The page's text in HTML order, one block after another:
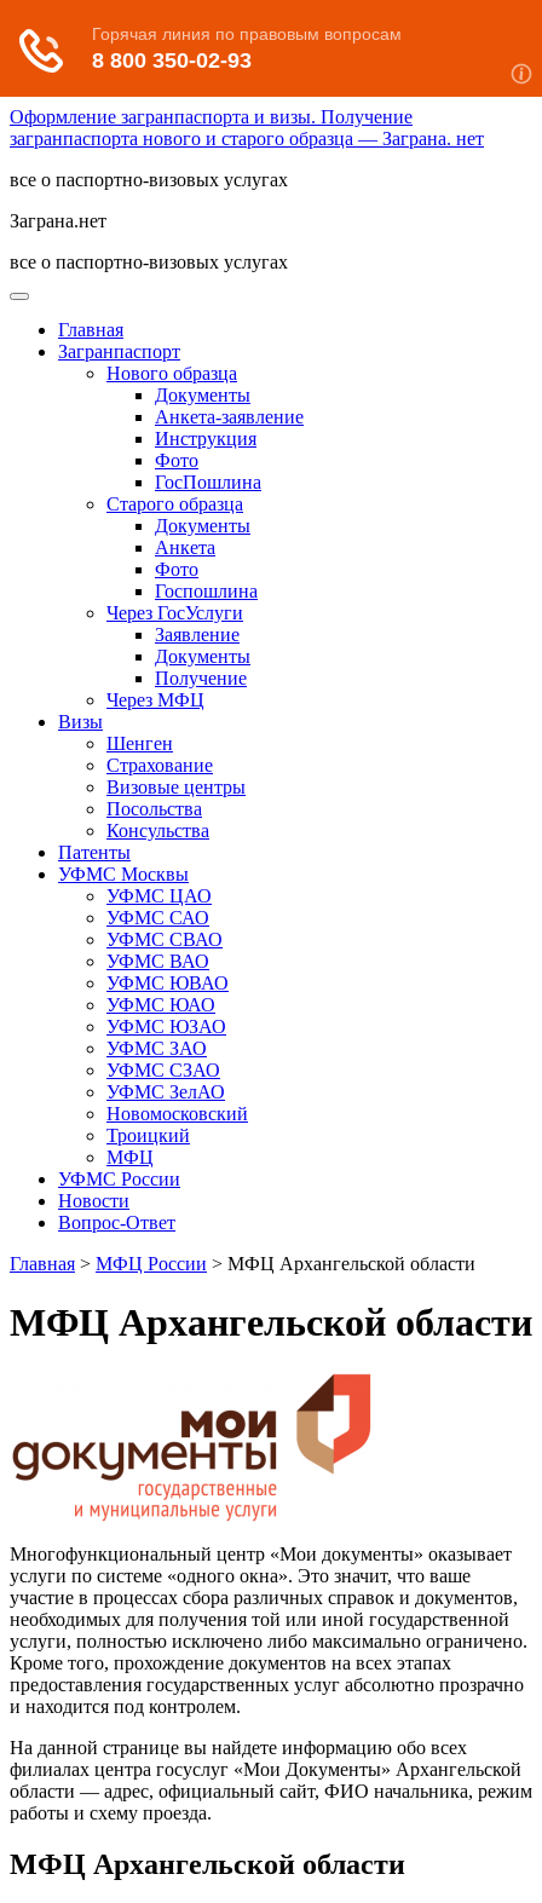
Оформление загранпаспорта и визы. Получение
загранпаспорта нового и старого образца — Заграна. нет
все о паспортно-визовых услугах
Заграна.нет
все о паспортно-визовых услугах
Главная
Загранпаспорт
Нового образца
Документы
Анкета-заявление
Инструкция
Фото
ГосПошлина
Старого образца
Документы
Анкета
Фото
Госпошлина
Через ГосУслуги
Заявление
Документы
Получение
Через МФЦ
Визы
Шенген
Страхование
Визовые центры
Посольства
Консульства
Патенты
УФМС Москвы
УФМС ЦАО
УФМС САО
УФМС СВАО
УФМС ВАО
УФМС ЮВАО
УФМС ЮАО
УФМС ЮЗАО
УФМС ЗАО
УФМС СЗАО
УФМС ЗелАО
Новомосковский
Троицкий
МФЦ
УФМС России
Новости
Вопрос-Ответ
Главная > МФЦ России > МФЦ Архангельской области
МФЦ Архангельской области
Многофункциональный центр «Мои документы» оказывает
услуги по системе «одного окна». Это значит, что ваше
участие в процессах сбора различных справок и документов,
необходимых для получения той или иной государственной
услуги, полностью исключено либо максимально ограничено.
Кроме того, прохождение документов на всех этапах
предоставления государственных услуг абсолютно прозрачно
и находится под контролем.
На данной странице вы найдете информацию обо всех
филиалах центра госуслуг «Мои Документы» Архангельской
области — адрес, официальный сайт, ФИО начальника, режим
работы и схему проезда.
МФЦ Архангельской области